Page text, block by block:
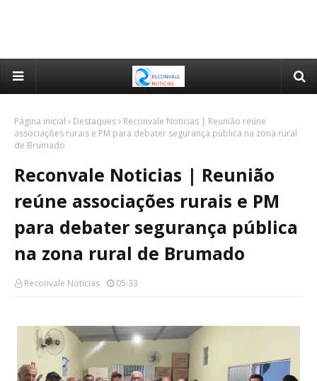
Página inicial Destaques
Reconvale Noticias | Reunião reúne
associações rurais e PM para debater segurança pública na zona rural
de Brumado
Reconvale Noticias | Reunião
reúne associações rurais e PM
para debater segurança pública
na zona rural de Brumado
Reconvale Noticias 05:33